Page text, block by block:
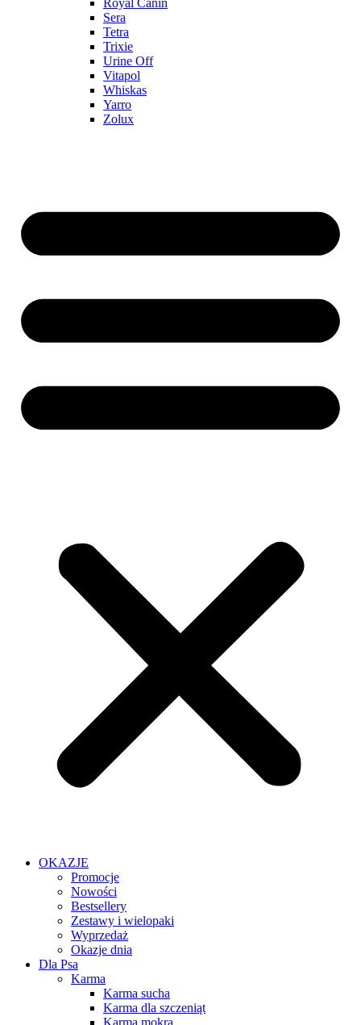
Royal Canin
Sera
Tetra
Trixie
Urine Off
Vitapol
Whiskas
Yarro
Zolux
OKAZJE
Promocje
Nowości
Bestsellery
Zestawy i wielopaki
Wyprzedaż
Okazje dnia
Dla Psa
Karma
Karma sucha
Karma dla szczeniąt